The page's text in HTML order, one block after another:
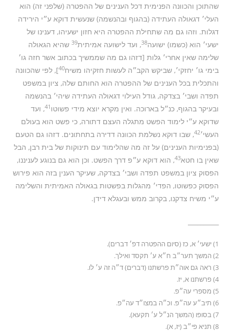
שהתוכן והכוונה הפנימית דכל הענינים של ההפטרה (שלפני זה) הוא
העלי׳ דגאולה העתידה (בהגוף ובהנשמה) שנעשית דוקא ע״י הירידה
דגלות. וזהו גם מה שתחילת ההפטרה היא חזון ישעיהו, דענינו של
ישעי׳ הוא (כשמו) ישועה38, ועד לישועה אמיתית39 שהיא הגאולה
שלימה שאין אחרי׳ גלות [דזהו גם מה שממשיך בכתוב אשר חזה גו׳
בימי גו׳ יחזקי׳, שביקש הקב״ה לעשות חזקיהו משיח40], לפי שהכוונה
והתכלית בכל הענינים של ההפטרה הוא החותם שלה, ציון במשפט
תפדה ושבי׳ בצדקה, גודל העילוי דגאולה העתידה שיהי׳ בהנשמה
ובעיקר בהגוף, כנ״ל בארוכה. ואין מקרא יוצא מידי פשוטו 41, ועד
שדוקא ע״י לימוד הפשט מתגלה העצם דתורה, כי פשט הוא בעולם
העשי׳42, שבו דוקא נשלמת הכוונה דדירה בתחתונים. דזהו גם הטעם
(בפנימיות הענינים) על זה מה שהלימוד עם תינוקות של בית רבן, הבל
שאין בו חטא43, הוא דוקא ע״פ דרך הפשט. וכן הוא גם בנוגע לעניננו,
הפסוק ציון במשפט תפדה ושבי׳ בצדקה, שעיקר הענין בזה הוא פירוש
הפסוק כפשוטו, הפדי׳ מהגלות בפשטות בגאולה האמיתית והשלימה
ע״י משיח צדקנו, בקרוב ממש ובעגלא דידן.
1) ישעי׳ א, כז (סיום ההפטרה דפ׳ דברים).
2) המשך תער״ב ח״א ע׳ תקסד ואילך.
3) ראה גם אוה״ת פרשתנו (דברים) ד״ה זה ע׳ לו.
4) פרשתנו א, יז.
5) מספרי עה״פ.
6) תיב״ע עה״פ. וכ״ה במצו״ד עה״פ.
7) בסופו (המשך הנ״ל ע׳ תקעא).
8) תניא פי״ב (יז, א).